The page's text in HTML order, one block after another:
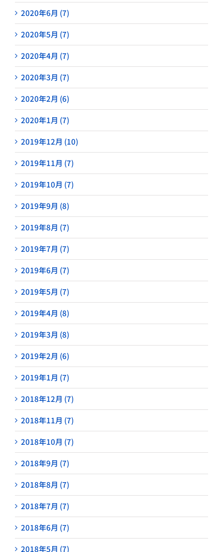
2020年6月 (7)
2020年5月 (7)
2020年4月 (7)
2020年3月 (7)
2020年2月 (6)
2020年1月 (7)
2019年12月 (10)
2019年11月 (7)
2019年10月 (7)
2019年9月 (8)
2019年8月 (7)
2019年7月 (7)
2019年6月 (7)
2019年5月 (7)
2019年4月 (8)
2019年3月 (8)
2019年2月 (6)
2019年1月 (7)
2018年12月 (7)
2018年11月 (7)
2018年10月 (7)
2018年9月 (7)
2018年8月 (7)
2018年7月 (7)
2018年6月 (7)
2018年5月 (7)